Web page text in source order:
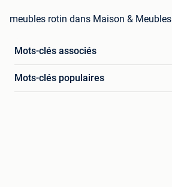
meubles rotin dans Maison & Meubles
Mots-clés associés
Mots-clés populaires